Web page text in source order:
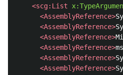
<scg:List
<AssemblyReference>
<AssemblyReference>
<AssemblyReference>
<AssemblyReference>
<AssemblyReference>
<AssemblyReference>